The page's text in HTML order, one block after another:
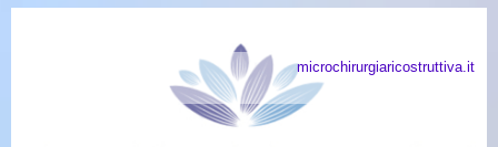
microchirurgiaricostruttiva.it